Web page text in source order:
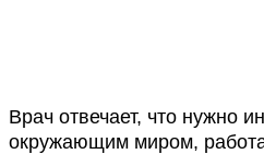
Врач отвечает, что нужно
окружающим миром,